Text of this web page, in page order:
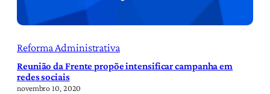
Reforma Administrativa
Reunião da Frente propõe intensificar campanha em
redes sociais
novembro 10, 2020